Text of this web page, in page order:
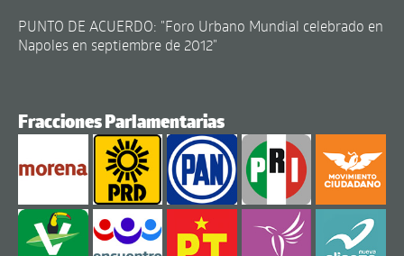
PUNTO DE ACUERDO: "Foro Urbano Mundial celebrado en
Napoles en septiembre de 2012"
Fracciones Parlamentarias